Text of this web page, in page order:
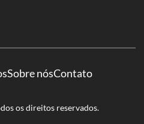
Sobre nósContato
os direitos reservados.